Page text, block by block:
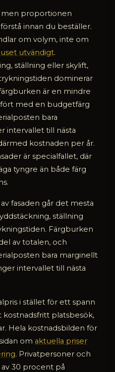
men proportionen
innan du beställer.
om volym, inte om
utvändigt.
ställning eller skylift,
dominerar
är en mindre
med en budgetfärg
bara
intervallet till nästa
kostnaden per år.
är specialfallet, där
tyngre än både färg
fasaden går det mesta
ställning
Färgburken
av totalen, och
bara marginellt
intervallet till nästa
i stället för ett spann
kostnadsfritt platsbesök,
Hela kostnadsbilden för
om aktuella priser
. Privatpersoner och
30 procent på